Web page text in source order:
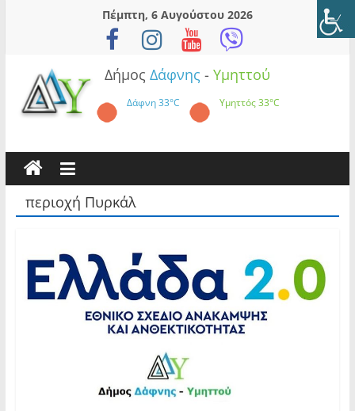
Πέμπτη, 6 Αυγούστου 2026
Δήμος Δάφνης - Υμηττού
Δάφνη33°C Υμηττός33°C
περιοχή Πυρκάλ